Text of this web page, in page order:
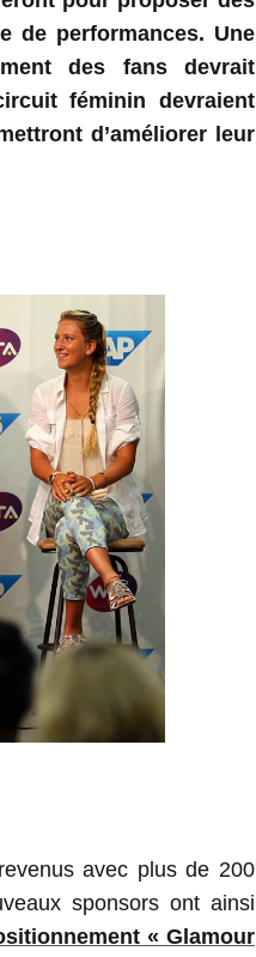
de performances. Une
des fans devrait
féminin devraient
d’améliorer leur
avec plus de 200
sponsors ont ainsi
« Glamour